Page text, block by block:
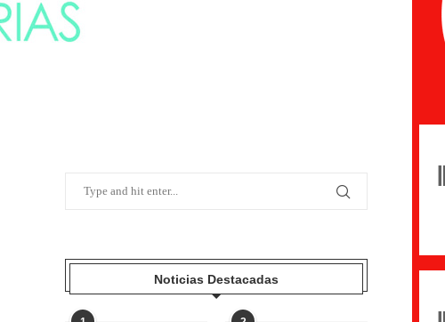
Noticias Destacadas